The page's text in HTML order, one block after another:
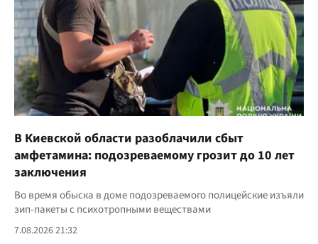
В Киевской области разоблачили сбыт
амфетамина: подозреваемому грозит до 10 лет
заключения
Во время обыска в доме подозреваемого полицейские изъяли
зип-пакеты с психотропными веществами
7.08.2026 21:32